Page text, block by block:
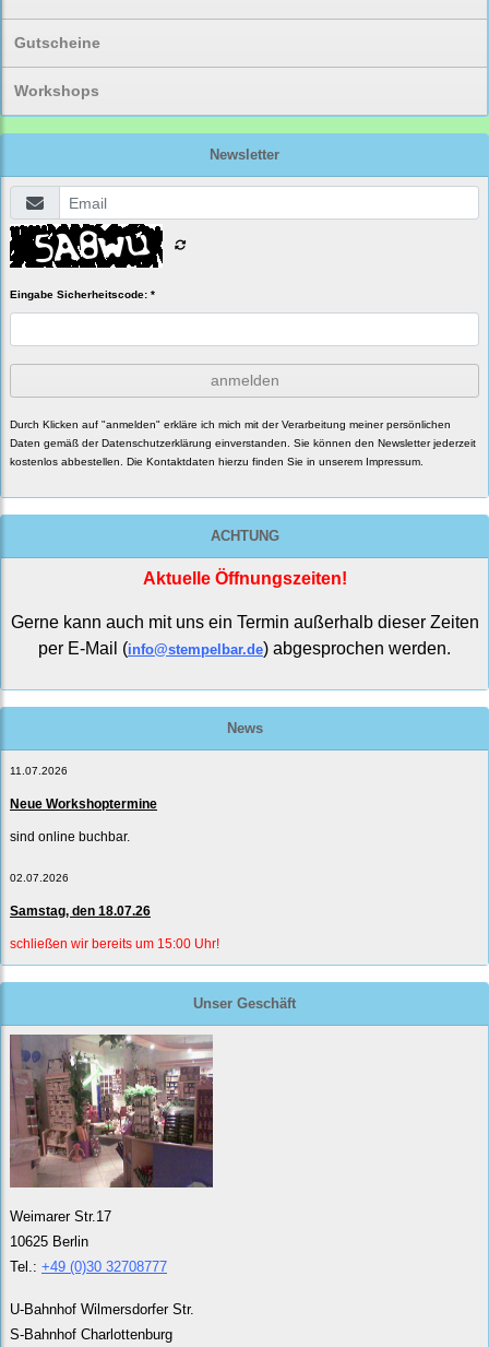
Gutscheine
Workshops
Newsletter
Eingabe Sicherheitscode: *
anmelden
Durch Klicken auf "anmelden" erkläre ich mich mit der Verarbeitung meiner persönlichen
Daten gemäß der Datenschutzerklärung einverstanden. Sie können den Newsletter jederzeit
kostenlos abbestellen. Die Kontaktdaten hierzu finden Sie in unserem Impressum.
ACHTUNG
Aktuelle Öffnungszeiten!
Gerne kann auch mit uns ein Termin außerhalb dieser Zeiten
per E-Mail (info@stempelbar.de) abgesprochen werden.
News
11.07.2026
Neue Workshoptermine
sind online buchbar.
02.07.2026
Samstag, den 18.07.26
schließen wir bereits um 15:00 Uhr!
Unser Geschäft
Weimarer Str.17
10625 Berlin
Tel.: +49 (0)30 32708777
U-Bahnhof Wilmersdorfer Str.
S-Bahnhof Charlottenburg